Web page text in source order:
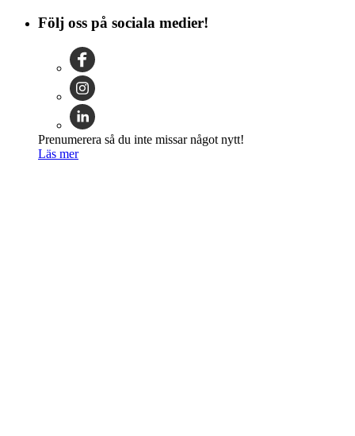
Följ oss på sociala medier!
Prenumerera så du inte missar något nytt!
Läs mer